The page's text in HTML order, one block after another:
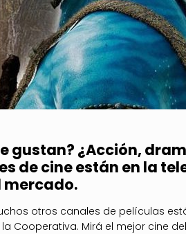
gustan? ¿Acción,
de cine están en la
mercado.
otros canales de películas
Cooperativa. Mirá el mejor cine